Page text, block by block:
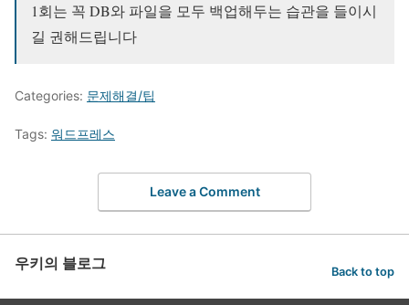
1회는 꼭 DB와 파일을 모두 백업해두는 습관을 들이시
길 권해드립니다
Categories: 문제해결/팁
Tags: 워드프레스
Leave a Comment
우키의 블로그 Back to top